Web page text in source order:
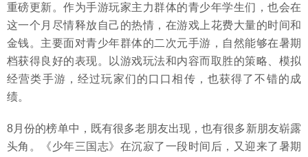
重磅更新。作为手游玩家主力群体的青少年学生们，也会在
这一个月尽情释放自己的热情，在游戏上花费大量的时间和
金钱。主要面对青少年群体的二次元手游，自然能够在暑期
档获得良好的表现。以游戏玩法和内容而取胜的策略、模拟
经营类手游，经过玩家们的口口相传，也获得了不错的成
绩。
8月份的榜单中，既有很多老朋友出现，也有很多新朋友崭露
头角。《少年三国志》在沉寂了一段时间后，又迎来了暑期